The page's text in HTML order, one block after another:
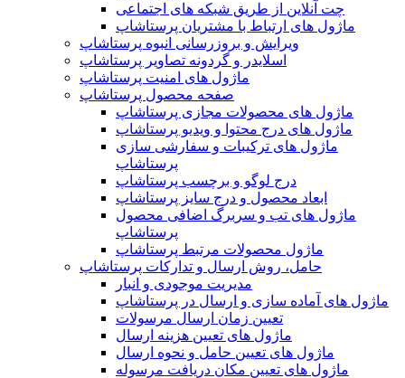
چت آنلاین از طریق شبکه های اجتماعی
ماژول های ارتباط با مشتریان پرستاشاپ
ویرایش و بروزرسانی انبوه پرستاشاپ
اسلایدر و گردونه تصاویر پرستاشاپ
ماژول های امنیت پرستاشاپ
صفحه محصول پرستاشاپ
ماژول های محصولات مجازی پرستاشاپ
ماژول های درج محتوا و ویدیو پرستاشاپ
ماژول های ترکیبات و سفارشی سازی
پرستاشاپ
درج لوگو و برچسب پرستاشاپ
ابعاد محصول و درج سایز پرستاشاپ
ماژول های تب و سربرگ اضافی محصول
پرستاشاپ
ماژول محصولات مرتبط پرستاشاپ
حامل، روش ارسال و تدارکات پرستاشاپ
مدیریت موجودی و انبار
ماژول های آماده سازی و ارسال در پرستاشاپ
تعیین زمان ارسال مرسولات
ماژول های تعیین هزینه ارسال
ماژول های تعیین حامل و نحوه ارسال
ماژول های تعیین مکان دریافت مرسوله